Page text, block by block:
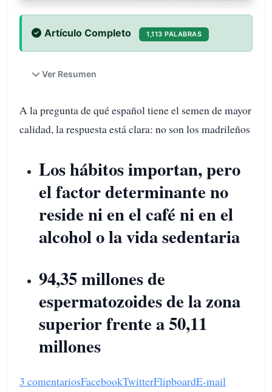
Artículo Completo 1,113 PALABRAS
Ver Resumen
A la pregunta de qué español tiene el semen de mayor
calidad, la respuesta está clara: no son los madrileños
Los hábitos importan, pero
el factor determinante no
reside ni en el café ni en el
alcohol o la vida sedentaria
94,35 millones de
espermatozoides de la zona
superior frente a 50,11
millones
3 comentariosFacebookTwitterFlipboardE-mail